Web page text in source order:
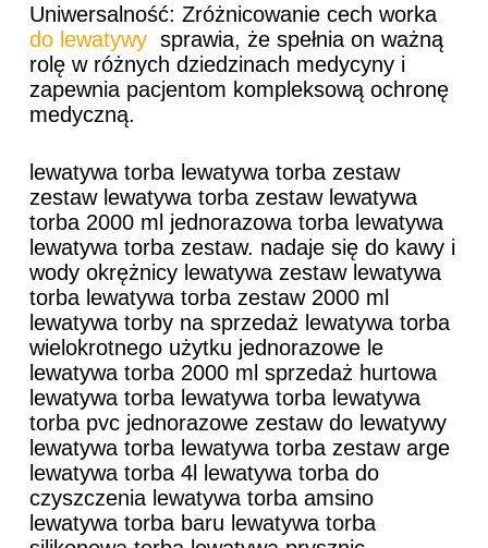
Uniwersalność: Zróżnicowanie cech worka
do lewatywysprawia, że ​​spełnia on ważną
rolę w różnych dziedzinach medycyny i
zapewnia pacjentom kompleksową ochronę
medyczną.
lewatywa torba lewatywa torba zestaw
zestaw lewatywa torba zestaw lewatywa
torba 2000 ml jednorazowa torba lewatywa
lewatywa torba zestaw. nadaje się do kawy i
wody okrężnicy lewatywa zestaw lewatywa
torba lewatywa torba zestaw 2000 ml
lewatywa torby na sprzedaż lewatywa torba
wielokrotnego użytku jednorazowe le
lewatywa torba 2000 ml sprzedaż hurtowa
lewatywa torba lewatywa torba lewatywa
torba pvc jednorazowe zestaw do lewatywy
lewatywa torba lewatywa torba zestaw arge
lewatywa torba 4l lewatywa torba do
czyszczenia lewatywa torba amsino
lewatywa torba baru lewatywa torba